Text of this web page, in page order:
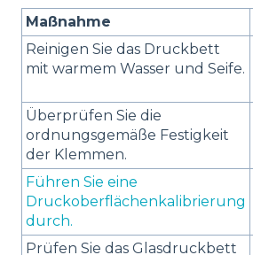
Maßnahme
Reinigen Sie das Druckbett
mit warmem Wasser und Seife.
Überprüfen Sie die
ordnungsgemäße Festigkeit
der Klemmen.
Führen Sie eine
Druckoberflächenkalibrierung
durch.
Prüfen Sie das Glasdruckbett